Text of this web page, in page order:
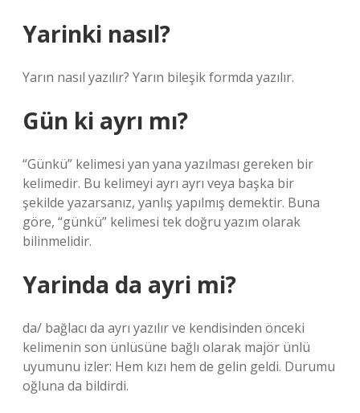
Yarinki nasıl?
Yarın nasıl yazılır? Yarın bileşik formda yazılır.
Gün ki ayrı mı?
“Günkü” kelimesi yan yana yazılması gereken bir
kelimedir. Bu kelimeyi ayrı ayrı veya başka bir
şekilde yazarsanız, yanlış yapılmış demektir. Buna
göre, “günkü” kelimesi tek doğru yazım olarak
bilinmelidir.
Yarinda da ayri mi?
da/ bağlacı da ayrı yazılır ve kendisinden önceki
kelimenin son ünlüsüne bağlı olarak majör ünlü
uyumunu izler: Hem kızı hem de gelin geldi. Durumu
oğluna da bildirdi.